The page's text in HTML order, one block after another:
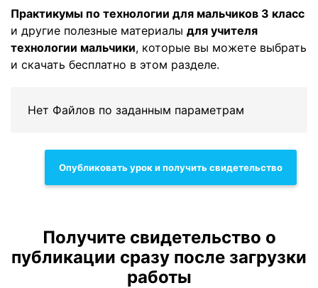
Практикумы по технологии для мальчиков 3 класс
и другие полезные материалы для учителя
технологии мальчики, которые вы можете выбрать
и скачать бесплатно в этом разделе.
Нет Файлов по заданным параметрам
Опубликовать урок и получить свидетельство
Получите свидетельство о
публикации сразу после загрузки
работы